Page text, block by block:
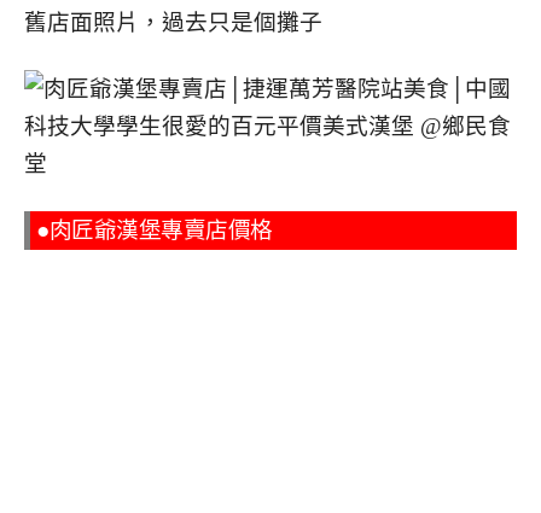
舊店面照片，過去只是個攤子
●肉匠爺漢堡專賣店價格